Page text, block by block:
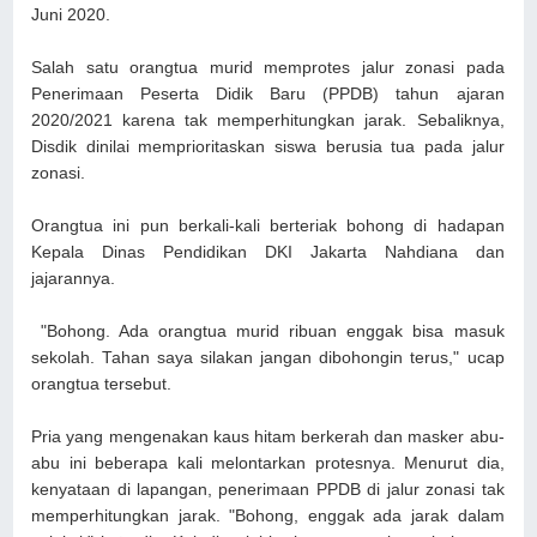
Juni 2020.
Salah satu orangtua murid memprotes jalur zonasi pada
Penerimaan Peserta Didik Baru (PPDB) tahun ajaran
2020/2021 karena tak memperhitungkan jarak. Sebaliknya,
Disdik dinilai memprioritaskan siswa berusia tua pada jalur
zonasi.
Orangtua ini pun berkali-kali berteriak bohong di hadapan
Kepala Dinas Pendidikan DKI Jakarta Nahdiana dan
jajarannya.
"Bohong. Ada orangtua murid ribuan enggak bisa masuk
sekolah. Tahan saya silakan jangan dibohongin terus," ucap
orangtua tersebut.
Pria yang mengenakan kaus hitam berkerah dan masker abu-
abu ini beberapa kali melontarkan protesnya. Menurut dia,
kenyataan di lapangan, penerimaan PPDB di jalur zonasi tak
memperhitungkan jarak. "Bohong, enggak ada jarak dalam